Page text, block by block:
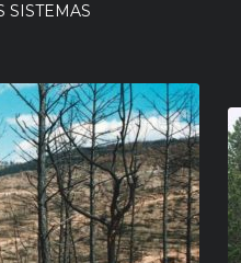
SISTEMAS